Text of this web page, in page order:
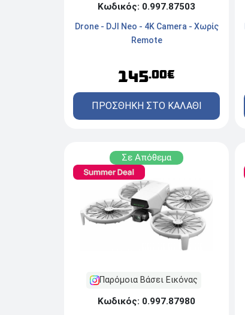
Κωδικός: 0.997.87503
Drone - DJI Neo - 4K Camera - Χωρίς
Remote
145.00€
ΠΡΟΣΘΗΚΗ ΣΤΟ ΚΑΛΑΘΙ
Σε Απόθεμα
Παρόμοια Βάσει Εικόνας
Κωδικός: 0.997.87980